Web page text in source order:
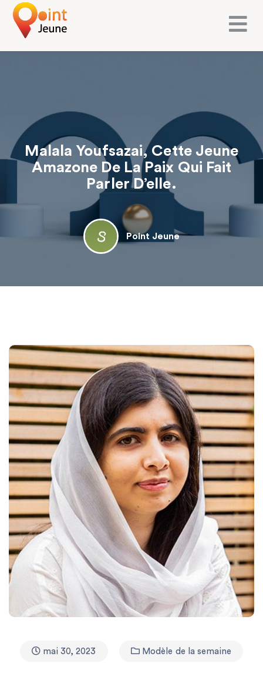
Malala Youfsazai, Cette Jeune
Amazone De La Paix Qui Fait
Parler D’elle.
Point Jeune
mai 30, 2023 Modèle de la semaine